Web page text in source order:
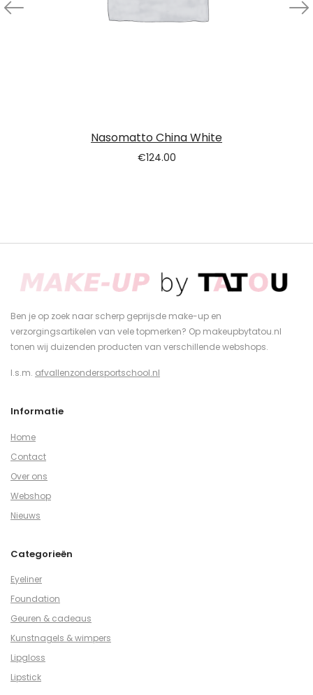
Nasomatto China White
€124.00
Ben je op zoek naar scherp geprijsde make-up en
verzorgingsartikelen van vele topmerken? Op makeupbytatou.nl
tonen wij duizenden producten van verschillende webshops.
I.s.m. afvallenzondersportschool.nl
Informatie
Home
Contact
Over ons
Webshop
Nieuws
Categorieën
Eyeliner
Foundation
Geuren & cadeaus
Kunstnagels & wimpers
Lipgloss
Lipstick